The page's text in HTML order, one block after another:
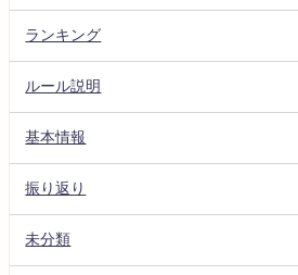
ランキング
ルール説明
基本情報
振り返り
未分類